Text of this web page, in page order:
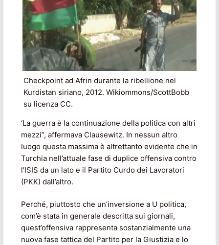
Checkpoint ad Afrin durante la ribellione nel
Kurdistan siriano, 2012. Wikiommons/ScottBobb
su licenza CC.
‘La guerra è la continuazione della politica con altri
mezzi”, affermava Clausewitz. In nessun altro
luogo questa massima è altrettanto evidente che in
Turchia nell’attuale fase di duplice offensiva contro
l’ISIS da un lato e il Partito Curdo dei Lavoratori
(PKK) dall’altro.
Perché, piuttosto che un’inversione a U politica,
com’è stata in generale descritta sui giornali,
quest’offensiva rappresenta sostanzialmente una
nuova fase tattica del Partito per la Giustizia e lo